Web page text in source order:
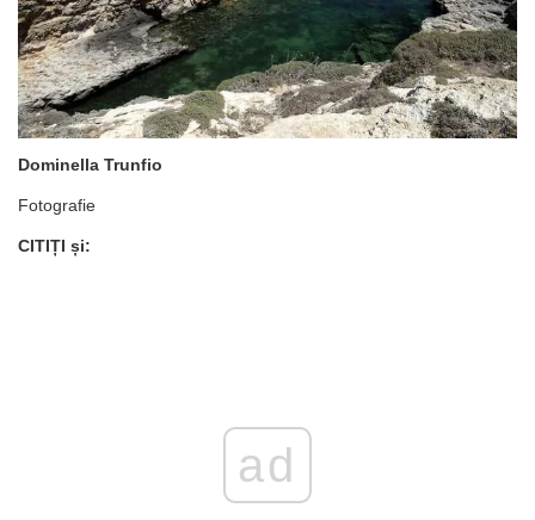
Dominella Trunfio
Fotografie
CITIȚI și:
ad